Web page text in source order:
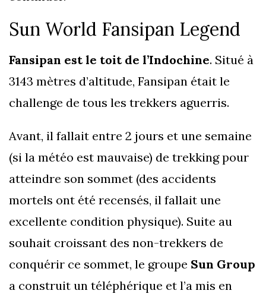
Sun World Fansipan Legend
Fansipan est le toit de l’Indochine. Situé à
3143 mètres d’altitude, Fansipan était le
challenge de tous les trekkers aguerris.
Avant, il fallait entre 2 jours et une semaine
(si la météo est mauvaise) de trekking pour
atteindre son sommet (des accidents
mortels ont été recensés, il fallait une
excellente condition physique). Suite au
souhait croissant des non-trekkers de
conquérir ce sommet, le groupe Sun Group
a construit un téléphérique et l’a mis en